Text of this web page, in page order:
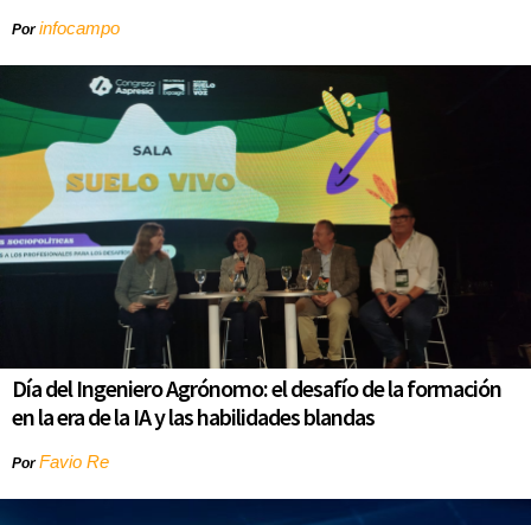
Porinfocampo
Día del Ingeniero Agrónomo: el desafío de la formación
en la era de la IA y las habilidades blandas
PorFavio Re